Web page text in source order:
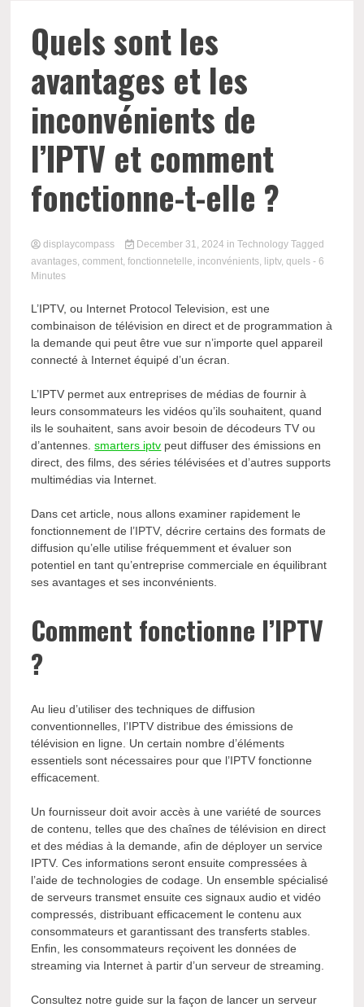
Quels sont les
avantages et les
inconvénients de
l’IPTV et comment
fonctionne-t-elle ?
displaycompass December 31, 2024 in Technology Tagged
avantages,comment,fonctionnetelle, inconvénients, liptv,quels - 6
Minutes
L’IPTV, ou Internet Protocol Television, est une
combinaison de télévision en direct et de programmation à
la demande qui peut être vue sur n’importe quel appareil
connecté à Internet équipé d’un écran.
L’IPTV permet aux entreprises de médias de fournir à
leurs consommateurs les vidéos qu’ils souhaitent, quand
ils le souhaitent, sans avoir besoin de décodeurs TV ou
d’antennes.smarters iptv peut diffuser des émissions en
direct, des films, des séries télévisées et d’autres supports
multimédias via Internet.
Dans cet article, nous allons examiner rapidement le
fonctionnement de l’IPTV, décrire certains des formats de
diffusion qu’elle utilise fréquemment et évaluer son
potentiel en tant qu’entreprise commerciale en équilibrant
ses avantages et ses inconvénients.
Comment fonctionne l’IPTV
?
Au lieu d’utiliser des techniques de diffusion
conventionnelles, l’IPTV distribue des émissions de
télévision en ligne. Un certain nombre d’éléments
essentiels sont nécessaires pour que l’IPTV fonctionne
efficacement.
Un fournisseur doit avoir accès à une variété de sources
de contenu, telles que des chaînes de télévision en direct
et des médias à la demande, afin de déployer un service
IPTV. Ces informations seront ensuite compressées à
l’aide de technologies de codage. Un ensemble spécialisé
de serveurs transmet ensuite ces signaux audio et vidéo
compressés, distribuant efficacement le contenu aux
consommateurs et garantissant des transferts stables.
Enfin, les consommateurs reçoivent les données de
streaming via Internet à partir d’un serveur de streaming.
Consultez notre guide sur la façon de lancer un serveur